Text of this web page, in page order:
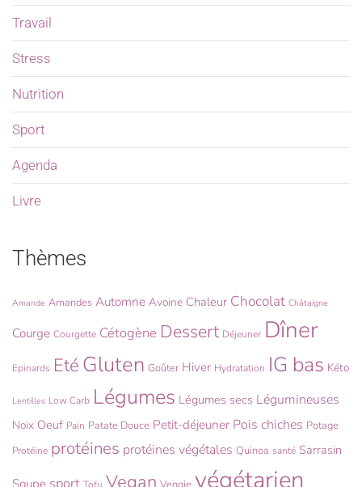
Travail
Stress
Nutrition
Sport
Agenda
Livre
Thèmes
Amande Amandes Automne Avoine Chaleur Chocolat Châtaigne
Courge Courgette Cétogène Dessert Déjeuner Dîner
Epinards Eté Gluten Goûter Hiver Hydratation IG bas Kéto
Lentilles Low Carb Légumes Légumes secs Légumineuses
Noix Oeuf Pain Patate Douce Petit-déjeuner Pois chiches Potage
Protéine protéines protéines végétales Quinoa santé Sarrasin
Soupe Vegan végétarien